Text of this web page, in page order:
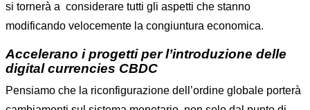
si tornerà a considerare tutti gli aspetti che stanno
modificando velocemente la congiuntura economica.
Accelerano i progetti per l’introduzione delle
digital currencies CBDC
Pensiamo che la riconfigurazione dell’ordine globale porterà